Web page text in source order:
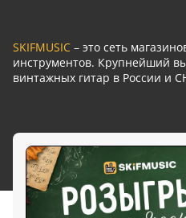
SKIFMUSIC – это сеть
инструментов. Крупнейший
винтажных гитар в России и